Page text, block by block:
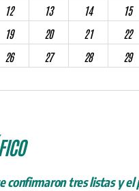
12 13 14 15
19 20 21 22
26 27 28 29
confirmaron tres listas y el